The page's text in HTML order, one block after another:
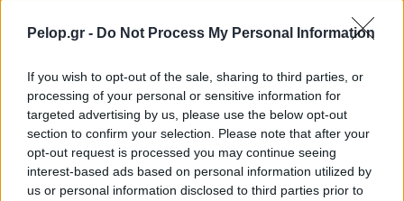
Pelop.gr - Do Not Process My Personal Information
If you wish to opt-out of the sale, sharing to third parties, or
processing of your personal or sensitive information for
targeted advertising by us, please use the below opt-out
section to confirm your selection. Please note that after your
opt-out request is processed you may continue seeing
interest-based ads based on personal information utilized by
us or personal information disclosed to third parties prior to
Θηλασμός: Το «θαύμα» των πρώτων 1.000 ημερών – Τι
συμβαίνει στον εγκέφαλο του μωρού